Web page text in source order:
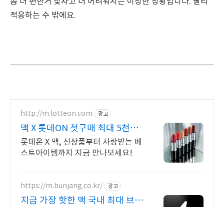
적응하는 수 밖에요.
http://m.lotteon.com 광고
맥 X 롯데ON 첫구매 최대 5천원
혜택!
롯데온 X 맥, 신상품부터 사랑받는 베
스트아이템까지 지금 만나보세요!
https://m.bunjang.co.kr/ 광고
지금 가장 핫한 맥 국내 최대 브랜